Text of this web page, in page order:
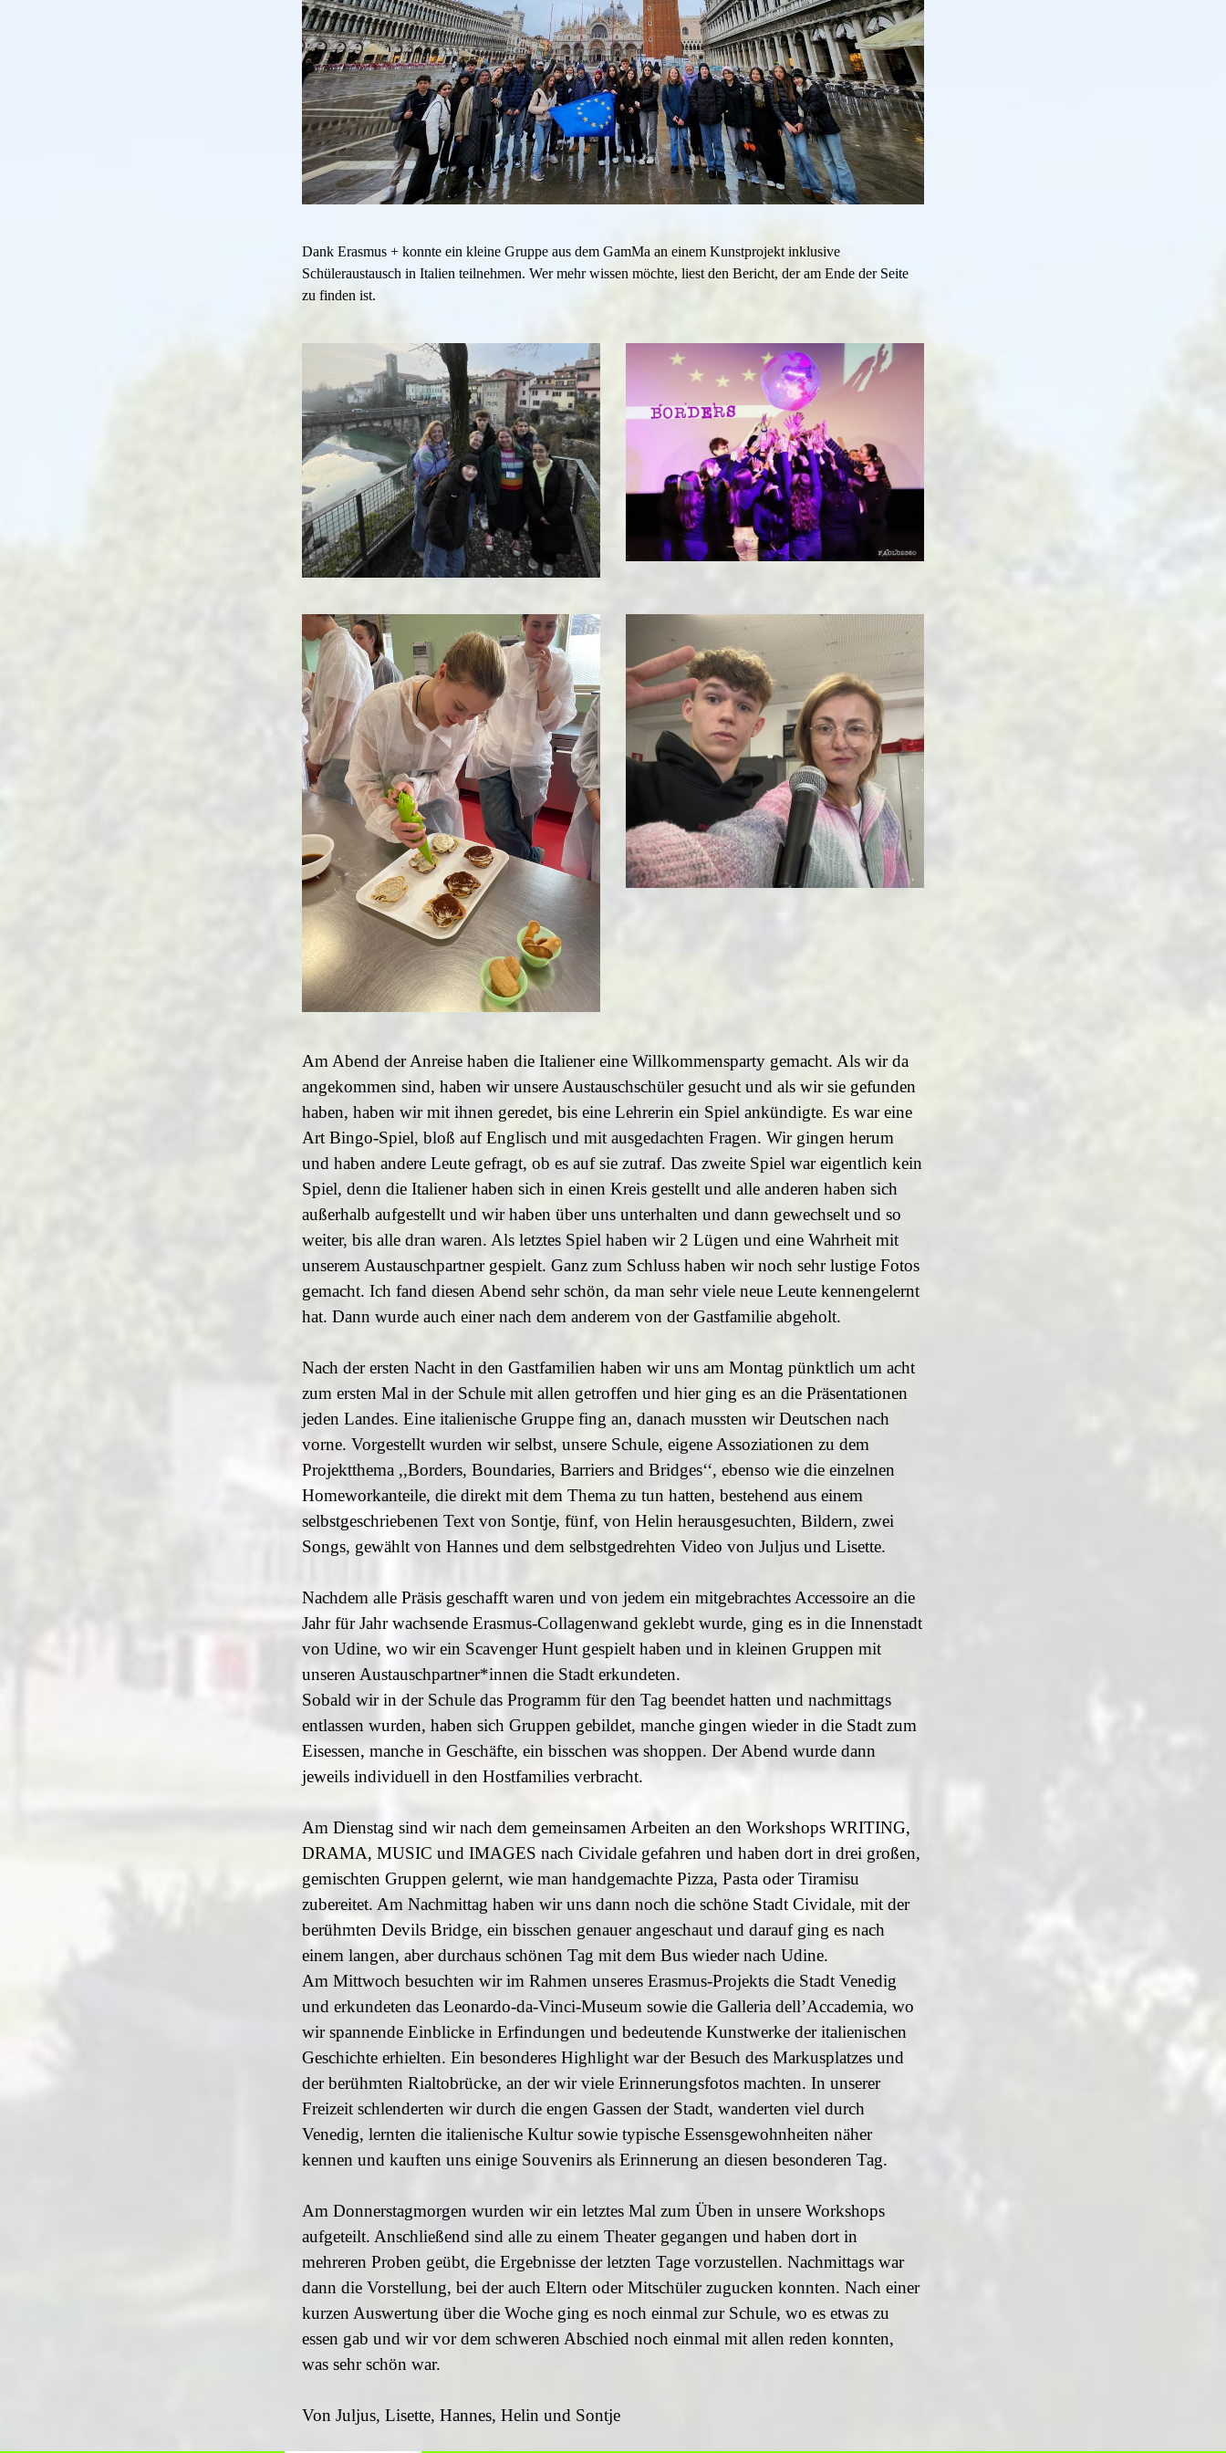
Dank Erasmus + konnte ein kleine Gruppe aus dem GamMa an einem Kunstprojekt inklusive
Schüleraustausch in Italien teilnehmen. Wer mehr wissen möchte, liest den Bericht, der am Ende der Seite
zu finden ist.
Am Abend der Anreise haben die Italiener eine Willkommensparty gemacht. Als wir da
angekommen sind, haben wir unsere Austauschschüler gesucht und als wir sie gefunden
haben, haben wir mit ihnen geredet, bis eine Lehrerin ein Spiel ankündigte. Es war eine
Art Bingo-Spiel, bloß auf Englisch und mit ausgedachten Fragen. Wir gingen herum
und haben andere Leute gefragt, ob es auf sie zutraf. Das zweite Spiel war eigentlich kein
Spiel, denn die Italiener haben sich in einen Kreis gestellt und alle anderen haben sich
außerhalb aufgestellt und wir haben über uns unterhalten und dann gewechselt und so
weiter, bis alle dran waren. Als letztes Spiel haben wir 2 Lügen und eine Wahrheit mit
unserem Austauschpartner gespielt. Ganz zum Schluss haben wir noch sehr lustige Fotos
gemacht. Ich fand diesen Abend sehr schön, da man sehr viele neue Leute kennengelernt
hat. Dann wurde auch einer nach dem anderem von der Gastfamilie abgeholt.
Nach der ersten Nacht in den Gastfamilien haben wir uns am Montag pünktlich um acht
zum ersten Mal in der Schule mit allen getroffen und hier ging es an die Präsentationen
jeden Landes. Eine italienische Gruppe fing an, danach mussten wir Deutschen nach
vorne. Vorgestellt wurden wir selbst, unsere Schule, eigene Assoziationen zu dem
Projektthema ,,Borders, Boundaries, Barriers and Bridges‘‘, ebenso wie die einzelnen
Homeworkanteile, die direkt mit dem Thema zu tun hatten, bestehend aus einem
selbstgeschriebenen Text von Sontje, fünf, von Helin herausgesuchten, Bildern, zwei
Songs, gewählt von Hannes und dem selbstgedrehten Video von Juljus und Lisette.
Nachdem alle Präsis geschafft waren und von jedem ein mitgebrachtes Accessoire an die
Jahr für Jahr wachsende Erasmus-Collagenwand geklebt wurde, ging es in die Innenstadt
von Udine, wo wir ein Scavenger Hunt gespielt haben und in kleinen Gruppen mit
unseren Austauschpartner*innen die Stadt erkundeten.
Sobald wir in der Schule das Programm für den Tag beendet hatten und nachmittags
entlassen wurden, haben sich Gruppen gebildet, manche gingen wieder in die Stadt zum
Eisessen, manche in Geschäfte, ein bisschen was shoppen. Der Abend wurde dann
jeweils individuell in den Hostfamilies verbracht.
Am Dienstag sind wir nach dem gemeinsamen Arbeiten an den Workshops WRITING,
DRAMA, MUSIC und IMAGES nach Cividale gefahren und haben dort in drei großen,
gemischten Gruppen gelernt, wie man handgemachte Pizza, Pasta oder Tiramisu
zubereitet. Am Nachmittag haben wir uns dann noch die schöne Stadt Cividale, mit der
berühmten Devils Bridge, ein bisschen genauer angeschaut und darauf ging es nach
einem langen, aber durchaus schönen Tag mit dem Bus wieder nach Udine.
Am Mittwoch besuchten wir im Rahmen unseres Erasmus-Projekts die Stadt Venedig
und erkundeten das Leonardo-da-Vinci-Museum sowie die Galleria dell’Accademia, wo
wir spannende Einblicke in Erfindungen und bedeutende Kunstwerke der italienischen
Geschichte erhielten. Ein besonderes Highlight war der Besuch des Markusplatzes und
der berühmten Rialtobrücke, an der wir viele Erinnerungsfotos machten. In unserer
Freizeit schlenderten wir durch die engen Gassen der Stadt, wanderten viel durch
Venedig, lernten die italienische Kultur sowie typische Essensgewohnheiten näher
kennen und kauften uns einige Souvenirs als Erinnerung an diesen besonderen Tag.
Am Donnerstagmorgen wurden wir ein letztes Mal zum Üben in unsere Workshops
aufgeteilt. Anschließend sind alle zu einem Theater gegangen und haben dort in
mehreren Proben geübt, die Ergebnisse der letzten Tage vorzustellen. Nachmittags war
dann die Vorstellung, bei der auch Eltern oder Mitschüler zugucken konnten. Nach einer
kurzen Auswertung über die Woche ging es noch einmal zur Schule, wo es etwas zu
essen gab und wir vor dem schweren Abschied noch einmal mit allen reden konnten,
was sehr schön war.
Von Juljus, Lisette, Hannes, Helin und Sontje